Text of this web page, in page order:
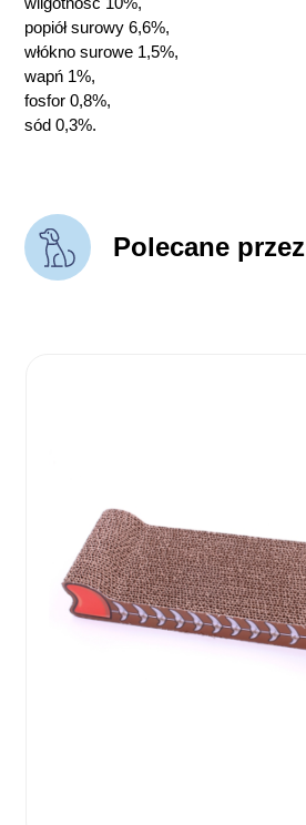
popiół surowy 6,6%,
włókno surowe 1,5%,
wapń 1%,
fosfor 0,8%,
sód 0,3%.
Polecane